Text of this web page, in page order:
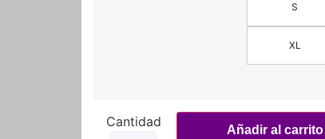
S
XL
Guantes
SM
Añadir al carrito